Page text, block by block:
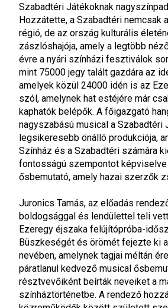
Szabadtéri Játékoknak
Hozzátette, a Szabadtéri nemcsak
régió, de az ország kulturális
zászlóshajója, amely a legtöbb
évre a nyári színházi fesztiválok
mint 75000 jegy talált gazdára az
amelyek közül 24000 idén is az
szól, amelynek hat estéjére már
kaphatók belépők. A főigazgató
nagyszabású musical a Szabadtéri
legsikeresebb önálló produkciója,
Színház és a Szabadtéri számára
fontosságú szempontot
ősbemutató, amely hazai szerzők
Juronics Tamás, az előadás
boldogsággal és lendülettel teli
Ezeregy éjszaka felújítópróba-
Büszkeségét és örömét fejezte ki
nevében, amelynek tagjai méltán
páratlanul kedvező musical
résztvevőiként beírták neveiket a
színháztörténetbe. A rendező